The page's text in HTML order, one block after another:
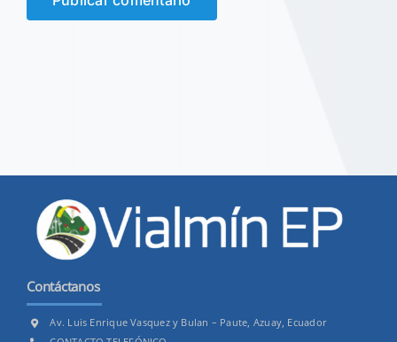
Contáctanos
Av. Luis Enrique Vasquez y Bulan – Paute, Azuay, Ecuador